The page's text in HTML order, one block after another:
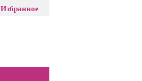
Избранное